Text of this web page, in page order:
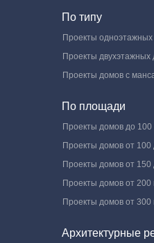
По типу
Проекты
Проекты двухэтажных
Проекты домов с
По площади
Проекты домов до 100
Проекты домов от 100
Проекты домов от 150
Проекты домов от 200
Проекты домов от 300
Архитектурные